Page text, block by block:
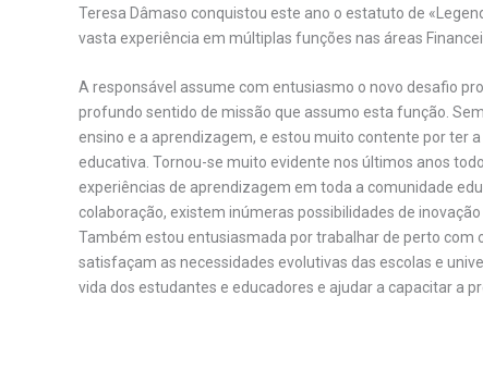
Teresa Dâmaso conquistou este ano o estatuto de
vasta experiência em múltiplas funções nas áreas
A responsável assume com entusiasmo o novo desafio
profundo sentido de missão que assumo esta função.
ensino e a aprendizagem, e estou muito contente por ter
educativa. Tornou-se muito evidente nos últimos anos
experiências de aprendizagem em toda a comunidade
colaboração, existem inúmeras possibilidades de
Também estou entusiasmada por trabalhar de perto com
satisfaçam as necessidades evolutivas das escolas e
vida dos estudantes e educadores e ajudar a capacitar a